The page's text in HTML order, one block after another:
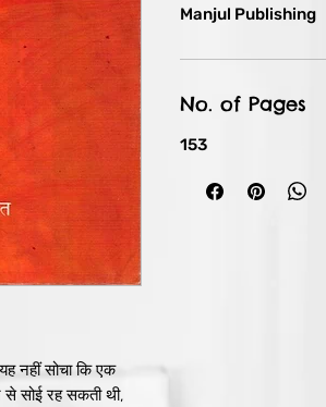
नहीं सोचा कि एक
सोई रह सकती थी,
Manjul Publishing
No. of Pages
153